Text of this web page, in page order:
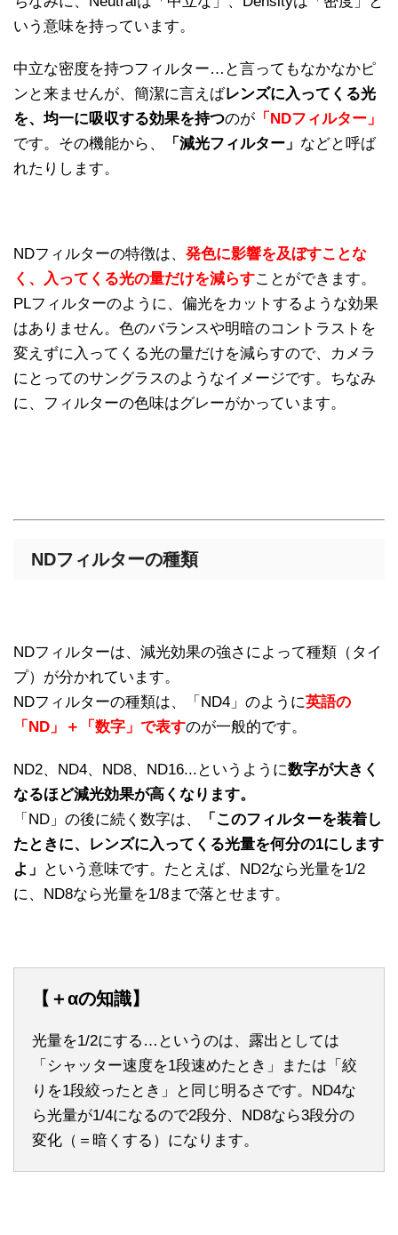
いう意味を持っています。
中立な密度を持つフィルター…と言ってもなかなかピ
ンと来ませんが、簡潔に言えばレンズに入ってくる光
を、均一に吸収する効果を持つのが 「NDフィルター」
です。その機能から、
「減光フィルター」 などと呼ば
れたりします。
NDフィルターの特徴は、 発色に影響を及ぼすことな
く、入ってくる光の量だけを減らすことができます。
PLフィルターのように、偏光をカットするような効果
はありません。色のバランスや明暗のコントラストを
変えずに入ってくる光の量だけを減らすので、カメラ
にとってのサングラスのようなイメージです。ちなみ
に、フィルターの色味はグレーがかっています。
NDフィルターの種類
NDフィルターは、減光効果の強さによって種類（タイ
プ）が分かれています。
NDフィルターの種類は、「ND4」のように英語の
「ND」＋「数字」で表すのが一般的です。
ND2、ND4、ND8、ND16...というように数字が大きく
なるほど減光効果が高くなります。
「ND」の後に続く数字は、
「このフィルターを装着し
たときに、レンズに入ってくる光量を何分の1にします
よ」
という意味です。たとえば、ND2なら光量を1/2
に、ND8なら光量を1/8まで落とせます。
【＋αの知識】
光量を1/2にする…というのは、露出としては
「シャッター速度を1段速めたとき」または「絞
りを1段絞ったとき」と同じ明るさです。ND4な
ら光量が1/4になるので2段分、ND8なら3段分の
変化（＝暗くする）になります。